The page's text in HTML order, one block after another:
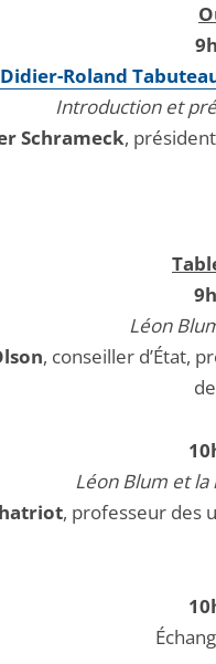
Didier-Roland
Introduction et
Schrameck,
Léon
, conseiller d’État,
Léon Blum et
, professeur des